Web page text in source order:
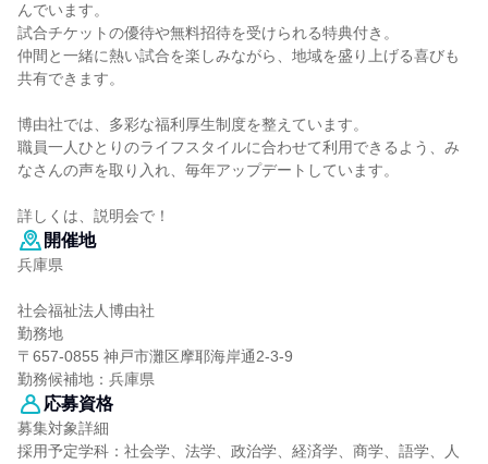
んでいます。
試合チケットの優待や無料招待を受けられる特典付き。
仲間と一緒に熱い試合を楽しみながら、地域を盛り上げる喜びも
共有できます。
博由社では、多彩な福利厚生制度を整えています。
職員一人ひとりのライフスタイルに合わせて利用できるよう、み
なさんの声を取り入れ、毎年アップデートしています。
詳しくは、説明会で！
開催地
兵庫県
社会福祉法人博由社
勤務地
〒657-0855 神戸市灘区摩耶海岸通2-3-9
勤務候補地：兵庫県
応募資格
募集対象詳細
採用予定学科：社会学、法学、政治学、経済学、商学、語学、人